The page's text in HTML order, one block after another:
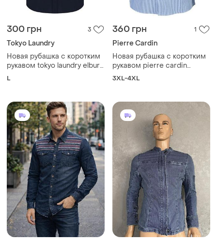
300 грн 3
Tokyo Laundry
Новая рубашка с коротким
рукавом tokyo laundry elbury,
размер l
L
360 грн 1
Pierre Cardin
Новая рубашка с коротким
рукавом pierre cardin
557134-84, размер 4xl
3XL-4XL